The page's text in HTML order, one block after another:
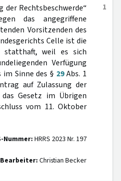
1
der Rechtsbeschwerde“
das angegriffene
Vorsitzenden des
Celle ist die
statthaft, weil es sich
Verfügung
Sinne des § 29Abs. 1
auf Zulassung der
Gesetz im Übrigen
vom 11. Oktober
Nummer: HRRS 2023 Nr. 197
Bearbeiter: Christian Becker